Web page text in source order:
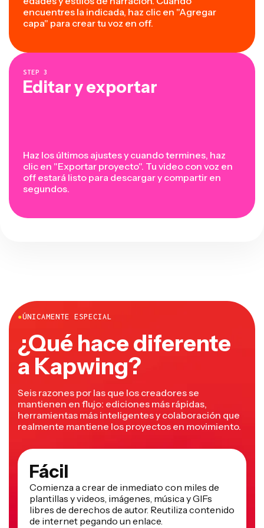
encuentres la indicada, haz clic en "Agregar
capa" para crear tu voz en off.
STEP 3
Editar y exportar
Haz los últimos ajustes y cuando termines, haz
clic en "Exportar proyecto". Tu video con voz en
off estará listo para descargar y compartir en
segundos.
●ÚNICAMENTE ESPECIAL
¿Qué hace diferente
a Kapwing?
Seis razones por las que los creadores se
mantienen en flujo: ediciones más rápidas,
herramientas más inteligentes y colaboración que
realmente mantiene los proyectos en movimiento.
Fácil
Comienza a crear de inmediato con miles de
plantillas y videos, imágenes, música y GIFs
libres de derechos de autor. Reutiliza contenido
de internet pegando un enlace.